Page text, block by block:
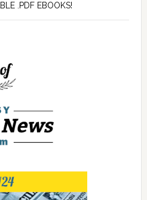
.PDF EBOOKS!